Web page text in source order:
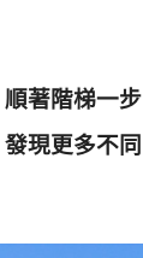
順著階梯一步
現更多不同